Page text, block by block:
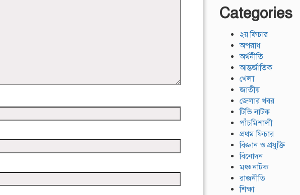
Categories
২য় ফিচার
অপরাধ
অর্থনীতি
আন্তর্জাতিক
খেলা
জাতীয়
জেলার খবর
টিভি নাটক
পাঁচমিশালী
প্রথম ফিচার
বিজ্ঞান ও প্রযুক্তি
বিনোদন
মঞ্চ নাটক
রাজনীতি
শিক্ষা